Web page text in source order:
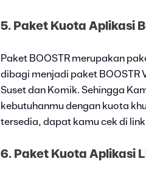
5. Paket Kuota Aplikasi
Paket BOOSTR merupakan
dibagi menjadi paket BOOSTR
Suset dan Komik. Sehingga
kebutuhanmu dengan kuota
tersedia, dapat kamu cek di
6. Paket Kuota Aplikasi